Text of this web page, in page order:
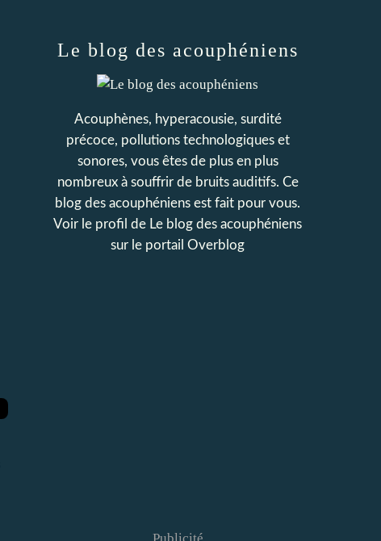
Le blog des acouphéniens
Acouphènes, hyperacousie, surdité
précoce, pollutions technologiques et
sonores, vous êtes de plus en plus
nombreux à souffrir de bruits auditifs. Ce
blog des acouphéniens est fait pour vous.
Voir le profil de Le blog des acouphéniens
sur le portail Overblog